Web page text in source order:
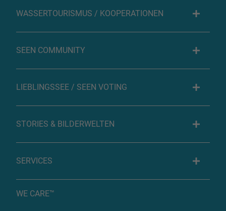
WASSERTOURISMUS / KOOPERATIONEN
SEEN COMMUNITY
LIEBLINGSSEE / SEEN VOTING
STORIES & BILDERWELTEN
SERVICES
WE CARE™